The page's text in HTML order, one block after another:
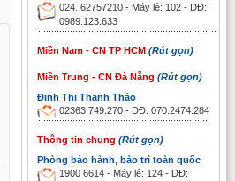
024. 62757210 - Máy lẻ: 102 - DĐ:
0989.123.633
Miền Nam - CN TP HCM (Rút gọn)
Miền Trung - CN Đà Nẵng (Rút gọn)
Đinh Thị Thanh Thảo
02363.749.270 - DĐ: 070.2474.284
Thông tin chung (Rút gọn)
Phòng bảo hành, bảo trì toàn quốc
1900 6614 - Máy lẻ: 124 - DĐ: